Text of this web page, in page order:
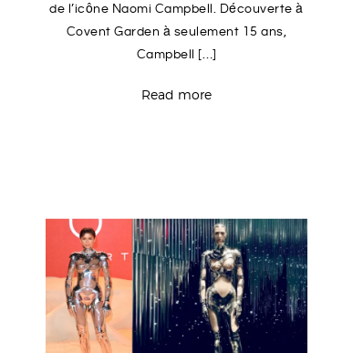
de l’icône Naomi Campbell. Découverte à
Covent Garden à seulement 15 ans,
Campbell […]
Read more